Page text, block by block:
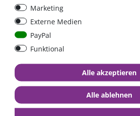
Versandarten
Unternehmen
Über uns
AGB
Marketing
Externe Medien
PayPal
Funktional
Alle akzeptieren
Alle ablehnen